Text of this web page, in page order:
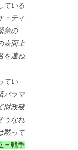
ている
・ティ
急の
表面上
を連ね
てい
バラマ
財政破
うなれ
黙って
＝戦争